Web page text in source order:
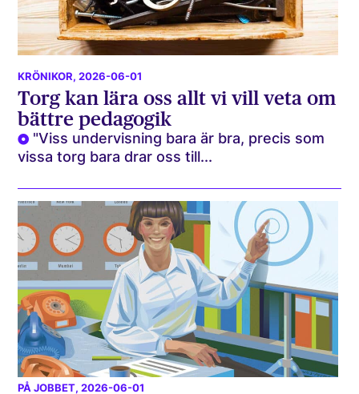
KRÖNIKOR, 2026-06-01
Torg kan lära oss allt vi vill veta om
bättre pedagogik
"Viss undervisning bara är bra, precis som
vissa torg bara drar oss till...
PÅ JOBBET, 2026-06-01